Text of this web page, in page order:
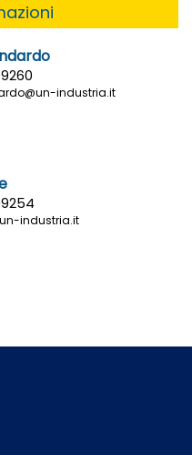
industria.it
industria.it